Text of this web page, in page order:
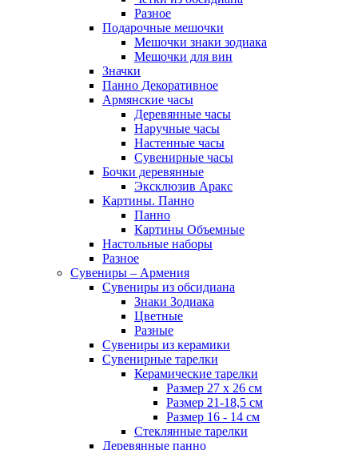
Разное
Подарочные мешочки
Мешочки знаки зодиака
Мешочки для вин
Значки
Панно Декоративное
Армянские часы
Деревянные часы
Наручные часы
Настенные часы
Сувенирные часы
Бочки деревянные
Эксклюзив Аракс
Картины. Панно
Панно
Картины Объемные
Настольные наборы
Разное
Сувениры – Армения
Сувениры из обсидиана
Знаки Зодиака
Цветные
Разные
Сувениры из керамики
Сувенирные тарелки
Керамические тарелки
Размер 27 х 26 см
Размер 21-18,5 см
Размер 16 - 14 см
Стеклянные тарелки
Деревянные панно